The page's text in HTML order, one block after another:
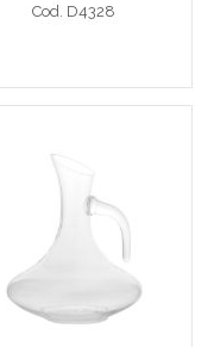
Cod. D4328
de vino cristal
con asa 1600ml
20x22,5cm de vidrio